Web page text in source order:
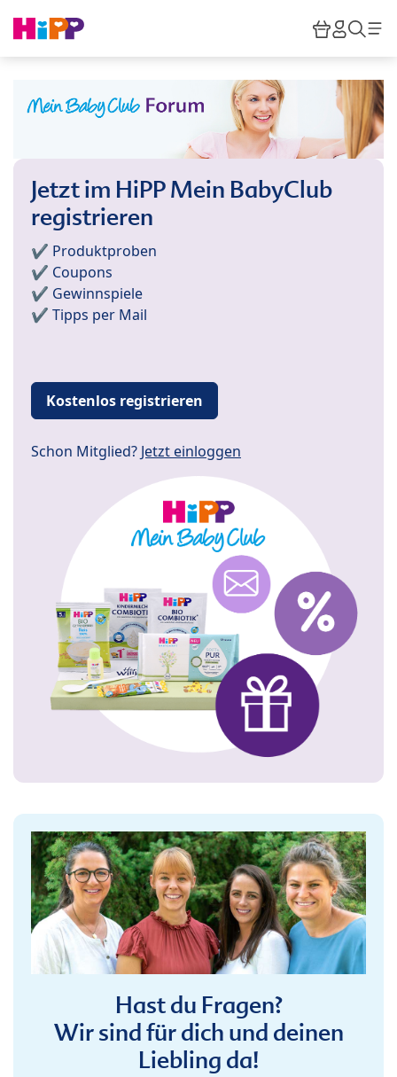
HiPP
Jetzt im HiPP Mein BabyClub
registrieren
✔️ Produktproben
✔️ Coupons
✔️ Gewinnspiele
✔️ Tipps per Mail
Kostenlos registrieren
Schon Mitglied? Jetzt einloggen
Hast du Fragen?
Wir sind für dich und deinen
Liebling da!